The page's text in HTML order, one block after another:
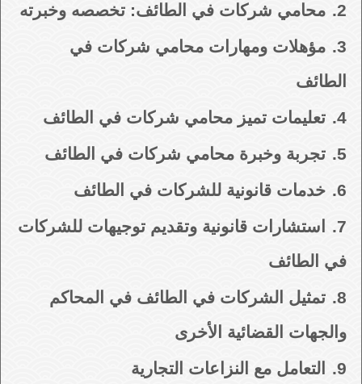
2.
محامي شركات في الطائف: تخصصه وخبرته
3.
مؤهلات ومهارات محامي شركات في
الطائف
4.
تعليمات تميز محامي شركات في الطائف
5.
تجربة وخبرة محامي شركات في الطائف
6.
خدمات قانونية للشركات في الطائف
7.
استشارات قانونية وتقديم توجيهات للشركات
في الطائف
8.
تمثيل الشركات في الطائف في المحاكم
والجهات القضائية الأخرى
9.
التعامل مع النزاعات التجارية